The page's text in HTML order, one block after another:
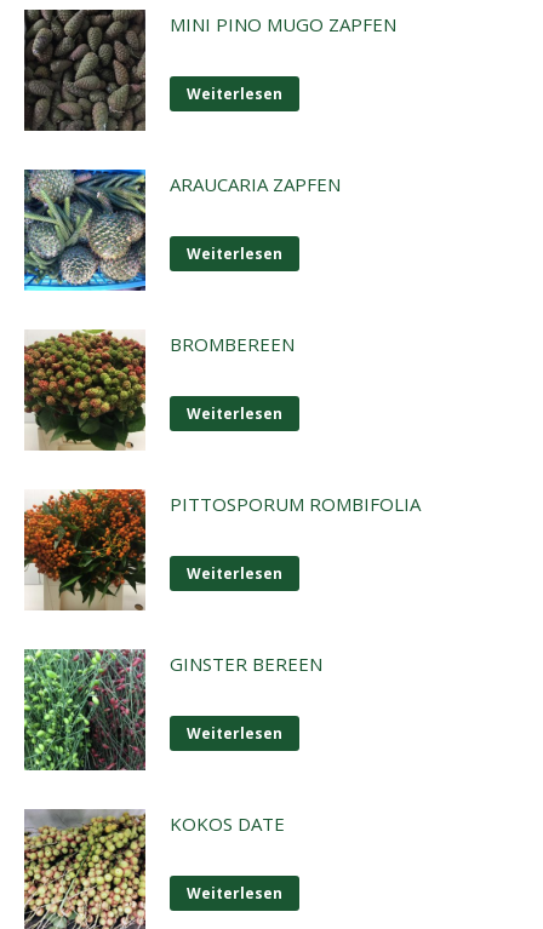
MINI PINO MUGO ZAPFEN
Weiterlesen
ARAUCARIA ZAPFEN
Weiterlesen
BROMBEREEN
Weiterlesen
PITTOSPORUM ROMBIFOLIA
Weiterlesen
GINSTER BEREEN
Weiterlesen
KOKOS DATE
Weiterlesen